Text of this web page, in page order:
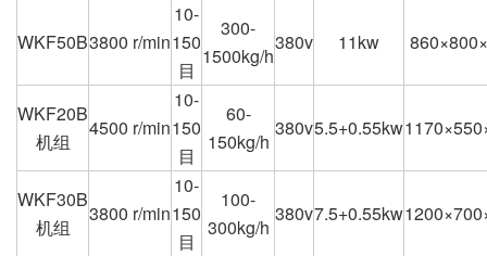
WKF50B3800 r/min
10-
150
目
300-
1500kg/h
380v 11kw
WKF20B
机组
4500 r/min
10-
150
目
60-
150kg/h
380v5.5+0.55kw
WKF30B
机组
3800 r/min
10-
150
目
100-
300kg/h
380v7.5+0.55kw